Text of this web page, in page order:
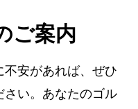
ご案内
安があれば、ぜひ
さい。あなたのゴル